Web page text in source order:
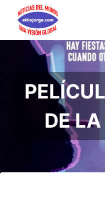
Saltar
contenido
DE LA